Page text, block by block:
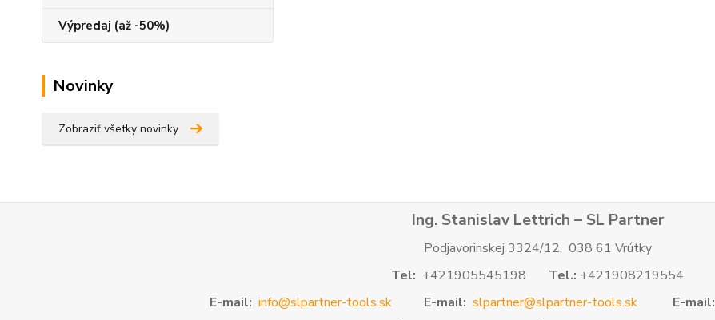
Výpredaj (až -50%)
Novinky
Zobraziť všetky novinky
Ing. Stanislav Lettrich – SL Partner
Podjavorinskej 3324/12, 038 61 Vrútky
Tel: +421905545198 Tel.: +421908219554
E-mail: info@slpartner-tools.sk E-mail: slpartner@slpartner-tools.sk E-mail: